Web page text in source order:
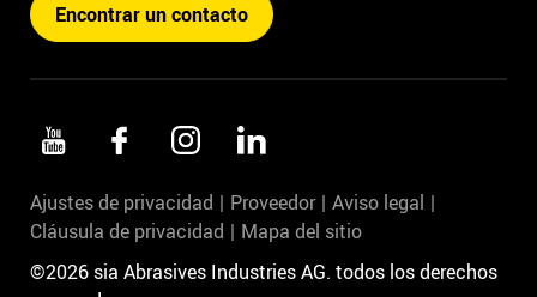
Encontrar un contacto
Ajustes de privacidad Proveedor
Aviso legal
Cláusula de privacidad
Mapa del sitio
©2026 sia Abrasives Industries AG. todos los derechos